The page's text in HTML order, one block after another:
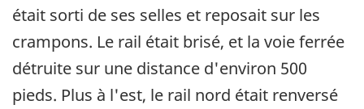
était sorti de ses selles et reposait sur les
crampons. Le rail était brisé, et la voie ferrée
détruite sur une distance d'environ 500
pieds. Plus à l'est, le rail nord était renversé